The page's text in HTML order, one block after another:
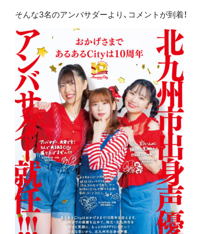
そんな3名のアンバサダーより、コメントが到着！